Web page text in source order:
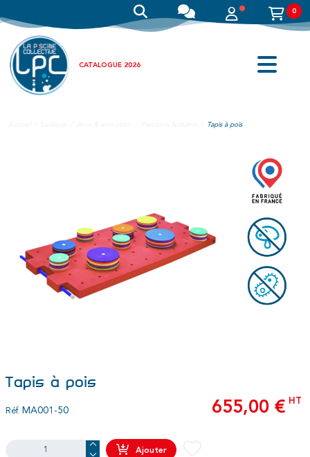
0
CATALOGUE 2026
Tapis à pois
Tapis à pois
Réf. MA001-50 655,00 € HT
Ajouter